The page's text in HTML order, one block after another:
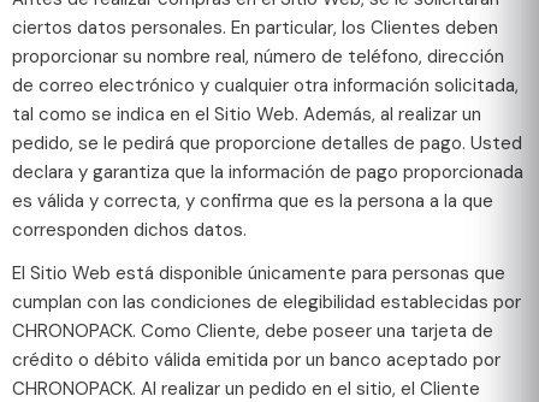
ciertos datos personales. En particular, los Clientes deben
proporcionar su nombre real, número de teléfono, dirección
de correo electrónico y cualquier otra información solicitada,
tal como se indica en el Sitio Web. Además, al realizar un
pedido, se le pedirá que proporcione detalles de pago. Usted
declara y garantiza que la información de pago proporcionada
es válida y correcta, y confirma que es la persona a la que
corresponden dichos datos.
El Sitio Web está disponible únicamente para personas que
cumplan con las condiciones de elegibilidad establecidas por
CHRONOPACK. Como Cliente, debe poseer una tarjeta de
crédito o débito válida emitida por un banco aceptado por
CHRONOPACK. Al realizar un pedido en el sitio, el Cliente